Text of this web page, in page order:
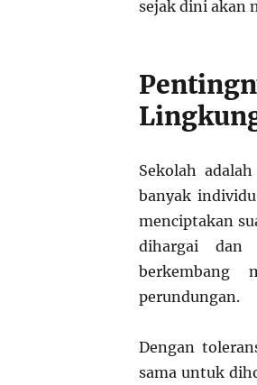
sejak dini akan
Sekolah
banyak
menciptakan
dihargai dan
berkembang
perundungan.
Dengan
sama untuk